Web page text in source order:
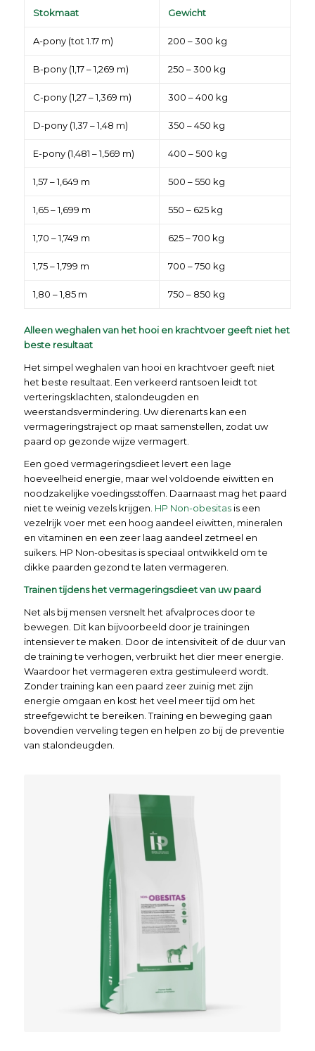
Stokmaat Gewicht
A-pony (tot 1.17 m) 200 – 300 kg
B-pony (1,17 – 1,269 m) 250 – 300 kg
C-pony (1,27 – 1,369 m) 300 – 400 kg
D-pony (1,37 – 1,48 m) 350 – 450 kg
E-pony (1,481 – 1,569 m) 400 – 500 kg
1,57 – 1,649 m 500 – 550 kg
1,65 – 1,699 m 550 – 625 kg
1,70 – 1,749 m 625 – 700 kg
1,75 – 1,799 m 700 – 750 kg
1,80 – 1,85 m 750 – 850 kg
Alleen weghalen van het hooi en krachtvoer geeft niet het
beste resultaat
Het simpel weghalen van hooi en krachtvoer geeft niet
het beste resultaat. Een verkeerd rantsoen leidt tot
verteringsklachten, stalondeugden en
weerstandsvermindering. Uw dierenarts kan een
vermageringstraject op maat samenstellen, zodat uw
paard op gezonde wijze vermagert.
Een goed vermageringsdieet levert een lage
hoeveelheid energie, maar wel voldoende eiwitten en
noodzakelijke voedingsstoffen. Daarnaast mag het paard
niet te weinig vezels krijgen. HP Non-obesitasis een
vezelrijk voer met een hoog aandeel eiwitten, mineralen
en vitaminen en een zeer laag aandeel zetmeel en
suikers. HP Non-obesitas is speciaal ontwikkeld om te
dikke paarden gezond te laten vermageren.
Trainen tijdens het vermageringsdieet van uw paard
Net als bij mensen versnelt het afvalproces door te
bewegen. Dit kan bijvoorbeeld door je trainingen
intensiever te maken. Door de intensiviteit of de duur van
de training te verhogen, verbruikt het dier meer energie.
Waardoor het vermageren extra gestimuleerd wordt.
Zonder training kan een paard zeer zuinig met zijn
energie omgaan en kost het veel meer tijd om het
streefgewicht te bereiken. Training en beweging gaan
bovendien verveling tegen en helpen zo bij de preventie
van stalondeugden.